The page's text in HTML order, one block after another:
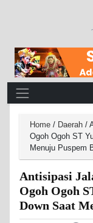
Main
Home / Daerah /
Ogoh Ogoh ST
Menuju Puspem
Antisipasi
Ogoh Ogoh
Down Saat